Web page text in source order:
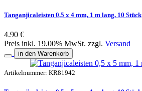
Tanganjicaleisten 0,5 x 4 mm, 1 m lang, 10 Stück
4.90 €
Preis inkl. 19.00% MwSt. zzgl. Versand
in den Warenkorb
Artikelnummer: KR81942